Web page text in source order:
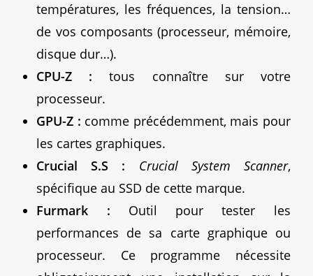
températures, les fréquences, la tension…
de vos composants (processeur, mémoire,
disque dur…).
CPU-Z : tous connaître sur votre
processeur.
GPU-Z : comme précédemment, mais pour
les cartes graphiques.
Crucial S.S :
Crucial System Scanner,
spécifique au SSD de cette marque.
Furmark : Outil pour tester les
performances de sa carte graphique ou
processeur. Ce programme nécessite